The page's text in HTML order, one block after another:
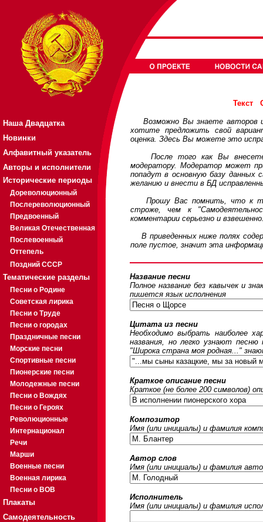
Наша Двадцатка
Новинки
Алфавитный указатель
Авторы и исполнители
Исторические периоды
Дореволюционный
Послереволюционный
Предвоенный
Великая Отечественная
Послевоенный
Оттепель
Поздний СССР
Тематические разделы
Песни о Родине
Советская лирика
Песни о Труде
Песни о городах
Праздничные песни
Морские песни
Спортивные песни
Пионерские песни
Молодежные песни
Песни о Вождях
Песни о Героях
Революционные
Интернационал
Речи
Марши
Военные песни
Военная лирика
Песни о ВОВ
Плакаты
Самодеятельность
Текст
Возможно Вы знаете авторов
хотите предложить свой
оценка. Здесь Вы можете это
После того как Вы внесете
модератору. Модератор может
попадут в основную базу
желанию и внести в БД
Прошу Вас помнить, что к
строже, чем к
комментарии серьезно и
В приведенных ниже полях
поле пустое, значит эта
Название песни
Полное название без кавычек и
пишется язык исполнения
Цитата из песни
Необходимо выбрать наиболее
названия, но легко узнают
"Широка страна моя родная..."
Краткое описание песни
Краткое (не более 200 символов)
Композитор
Имя (или инициалы) и фамилия
Автор слов
Имя (или инициалы) и фамилия
Исполнитель
Имя (или инициалы) и фамилия